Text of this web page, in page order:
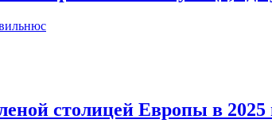
столицей Европы в 2025